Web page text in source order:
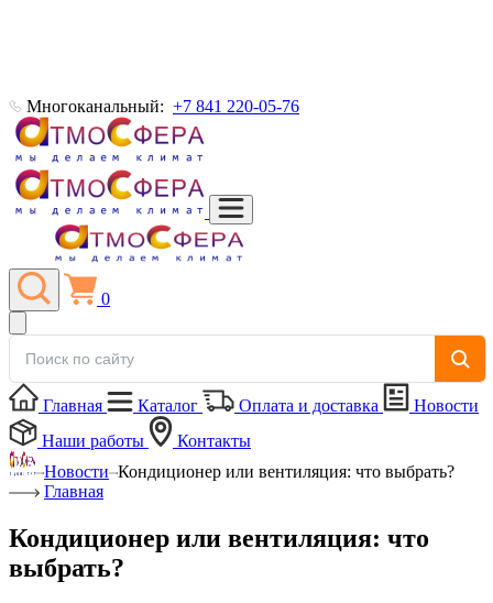
Многоканальный: +7 841 220-05-76
0
Главная Каталог Оплата и доставка
Новости
Наши работы
Контакты
Новости Кондиционер или вентиляция: что выбрать?
Главная
Кондиционер или вентиляция: что
выбрать?